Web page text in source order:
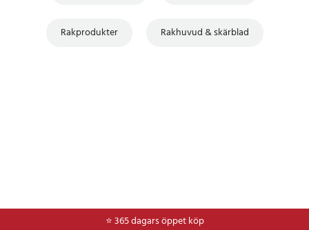
Rakprodukter Rakhuvud & skärblad
⭐ 365 dagars öppet köp
⭐Frakt 49kr *